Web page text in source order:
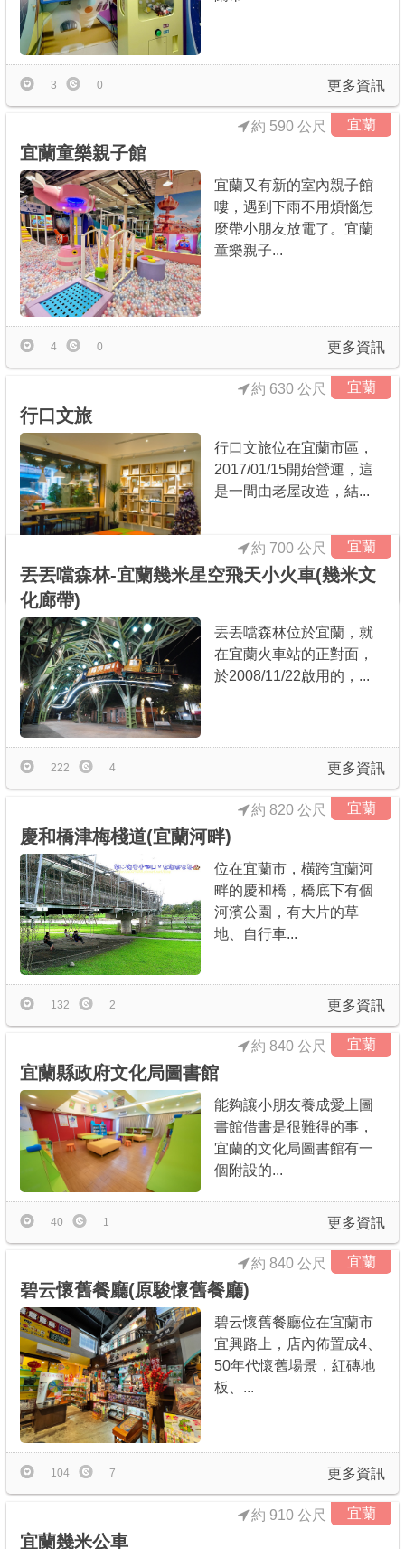
更多資訊
3 0
宜蘭
宜蘭童樂親子館
約 590 公尺
宜蘭又有新的室內親子館
嘍，遇到下雨不用煩惱怎
麼帶小朋友放電了。宜蘭
童樂親子...
更多資訊
4 0
宜蘭
行口文旅
約 630 公尺
行口文旅位在宜蘭市區，
2017/01/15開始營運，這
是一間由老屋改造，結...
更多資訊
1 0
宜蘭
丟丟噹森林-宜蘭幾米星空飛天小火車(幾米文
化廊帶)
約 700 公尺
丟丟噹森林位於宜蘭，就
在宜蘭火車站的正對面，
於2008/11/22啟用的，...
更多資訊
222 4
宜蘭
慶和橋津梅棧道(宜蘭河畔)
約 820 公尺
位在宜蘭市，橫跨宜蘭河
畔的慶和橋，橋底下有個
河濱公園，有大片的草
地、自行車...
更多資訊
132 2
宜蘭
宜蘭縣政府文化局圖書館
約 840 公尺
能夠讓小朋友養成愛上圖
書館借書是很難得的事，
宜蘭的文化局圖書館有一
個附設的...
更多資訊
40 1
宜蘭
碧云懷舊餐廳(原駿懷舊餐廳)
約 840 公尺
碧云懷舊餐廳位在宜蘭市
宜興路上，店內佈置成4、
50年代懷舊場景，紅磚地
板、...
更多資訊
104 7
宜蘭
宜蘭幾米公車
約 910 公尺